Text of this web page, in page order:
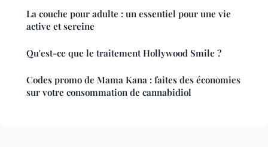
La couche pour adulte : un essentiel pour une vie
active et sereine
Qu'est-ce que le traitement Hollywood Smile ?
Codes promo de Mama Kana : faites des économies
sur votre consommation de cannabidiol